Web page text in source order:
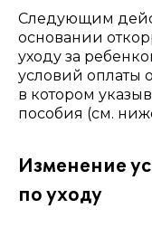
Следующим
основании
уходу за
условий оплаты
в котором
пособия (см.
Изменение
по уходу